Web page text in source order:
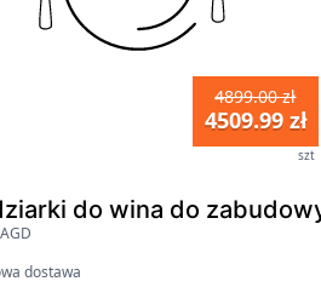
4899.00 zł
4509.99 zł
szt
do wina do
dostawa